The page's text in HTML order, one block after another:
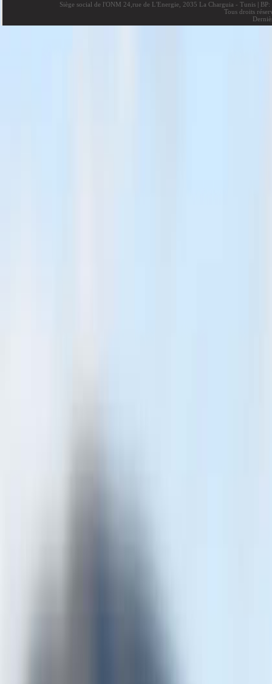
Siège social de l'ONM 24,rue de L'Energie, 2035 La Charguia - Tunis |BP:
Tous droits